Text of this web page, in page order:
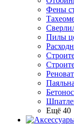
Фены
Пилы
Ещё 40